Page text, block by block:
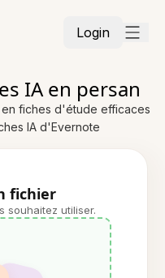
Login
IA en persan
fiches d'étude efficaces
IA d'Evernote
fichier
souhaitez utiliser.